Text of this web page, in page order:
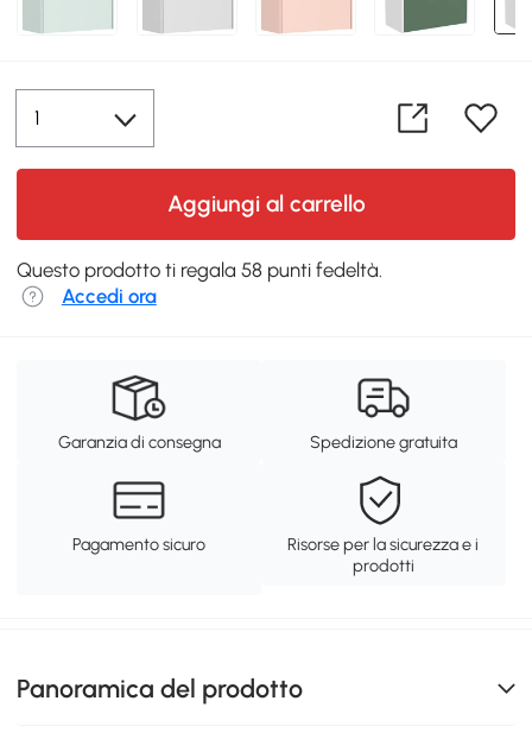
Aggiungi al carrello
Questo prodotto ti regala 58 punti fedeltà.
Accedi ora
Garanzia di consegna Spedizione gratuita
Pagamento sicuro
Risorse per la sicurezza e i
prodotti
Panoramica del prodotto